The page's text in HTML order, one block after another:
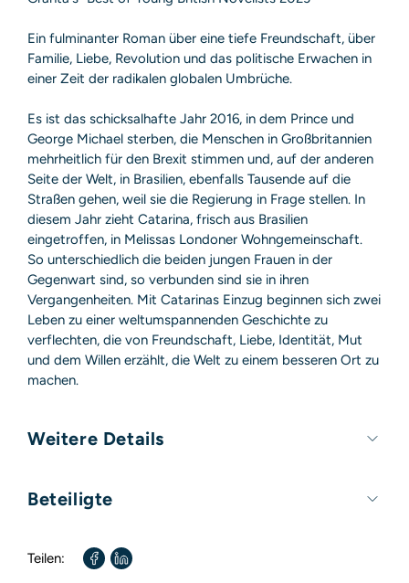
Ein fulminanter Roman über eine tiefe Freundschaft, über
Familie, Liebe, Revolution und das politische Erwachen in
einer Zeit der radikalen globalen Umbrüche.
Es ist das schicksalhafte Jahr 2016, in dem Prince und
George Michael sterben, die Menschen in Großbritannien
mehrheitlich für den Brexit stimmen und, auf der anderen
Seite der Welt, in Brasilien, ebenfalls Tausende auf die
Straßen gehen, weil sie die Regierung in Frage stellen. In
diesem Jahr zieht Catarina, frisch aus Brasilien
eingetroffen, in Melissas Londoner Wohngemeinschaft.
So unterschiedlich die beiden jungen Frauen in der
Gegenwart sind, so verbunden sind sie in ihren
Vergangenheiten. Mit Catarinas Einzug beginnen sich zwei
Leben zu einer weltumspannenden Geschichte zu
verflechten, die von Freundschaft, Liebe, Identität, Mut
und dem Willen erzählt, die Welt zu einem besseren Ort zu
machen.
Weitere Details
Beteiligte
Autor / Autorin:
Teilen: